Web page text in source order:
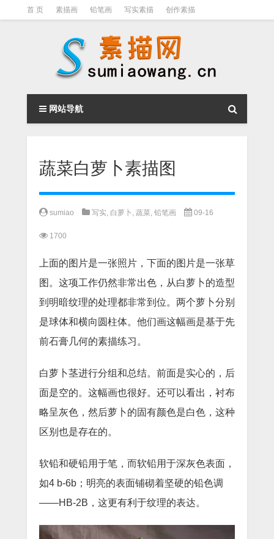
首 页 素描画 铅笔画 写实素描 创作素描
素描视频教程
网站导航
蔬菜白萝卜素描图
sumiao 写实, 白萝卜 , 蔬菜, 铅笔画 09-16
1700
上面的图片是一张照片，下面的图片是一张草
图。这项工作仍然非常出色，从白萝卜的造型
到明暗纹理的处理都非常到位。两个萝卜分别
是球体和横向圆柱体。他们画这幅画是基于先
前石膏几何的素描练习。
白萝卜茎进行分组和总结。前面是实心的，后
面是空的。这幅画也很好。还可以看出，衬布
略呈灰色，然后萝卜的固有颜色是白色，这种
区别也是存在的。
软铅和硬铅用于笔，而软铅用于深灰色表面，
如4 b-6b；明亮的表面铺砌着坚硬的铅色调
——HB-2B，这更有利于纹理的表达。